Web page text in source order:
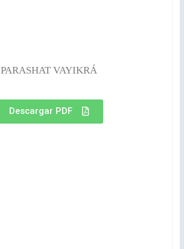
PARASHAT VAYIKRÁ
Descargar PDF